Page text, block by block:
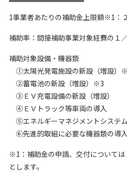
1事業者あたりの補助金上限額※1：
補助率：間接補助事業対象経費の１
補助対象設備・機器類
①太陽光発電施設の新設（増設）
②蓄電池の新設（増設）※3
③ＥＶ充電設備の新設（増設）
④ＥＶトラック等車両の導入
⑤エネルギーマネジメントシステ
⑥先進的取組に必要な機器類の導
※1：補助金の申請、交付について
とします。